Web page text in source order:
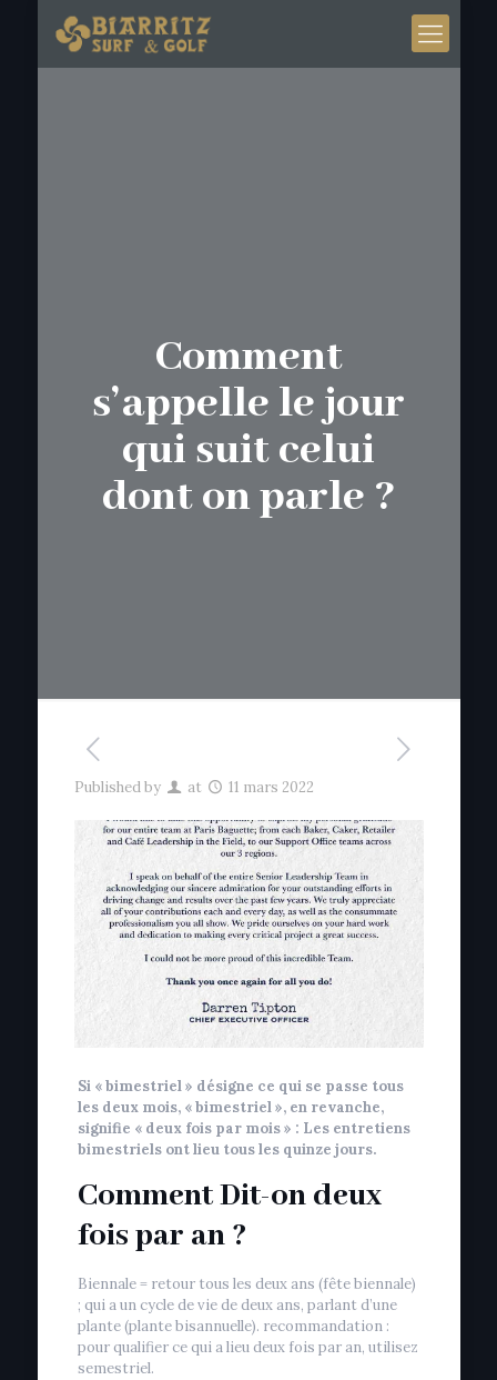
Comment
s’appelle le jour
qui suit celui
dont on parle ?
Published by at 11 mars 2022
Si « bimestriel » désigne ce qui se passe tous
les deux mois, « bimestriel », en revanche,
signifie « deux fois par mois » : Les entretiens
bimestriels ont lieu tous les quinze jours.
Comment Dit-on deux
fois par an ?
Biennale = retour tous les deux ans (fête biennale)
; qui a un cycle de vie de deux ans, parlant d’une
plante (plante bisannuelle). recommandation :
pour qualifier ce qui a lieu deux fois par an, utilisez
semestriel.